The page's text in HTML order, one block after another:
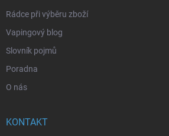
Rádce při výběru zboží
Vapingový blog
Slovník pojmů
Poradna
O nás
KONTAKT